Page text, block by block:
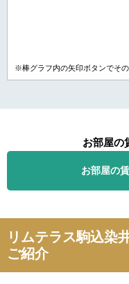
※棒グラフ内の矢印ボタンでそ
お部屋の
お部屋の
リムテラス駒込染
ご紹介